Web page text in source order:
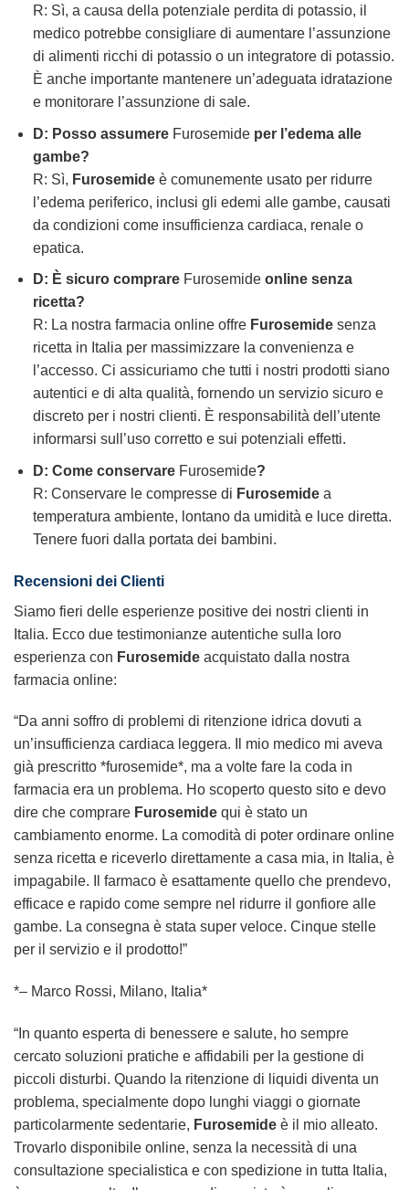
R: Sì, a causa della potenziale perdita di potassio, il
medico potrebbe consigliare di aumentare l’assunzione
di alimenti ricchi di potassio o un integratore di potassio.
È anche importante mantenere un’adeguata idratazione
e monitorare l’assunzione di sale.
D: Posso assumere Furosemideper l’edema alle
gambe?
R: Sì, Furosemideè comunemente usato per ridurre
l’edema periferico, inclusi gli edemi alle gambe, causati
da condizioni come insufficienza cardiaca, renale o
epatica.
D: È sicuro comprare Furosemideonline senza
ricetta?
R: La nostra farmacia online offre Furosemidesenza
ricetta in Italia per massimizzare la convenienza e
l’accesso. Ci assicuriamo che tutti i nostri prodotti siano
autentici e di alta qualità, fornendo un servizio sicuro e
discreto per i nostri clienti. È responsabilità dell’utente
informarsi sull’uso corretto e sui potenziali effetti.
D: Come conservare Furosemide?
R: Conservare le compresse di Furosemidea
temperatura ambiente, lontano da umidità e luce diretta.
Tenere fuori dalla portata dei bambini.
Recensioni dei Clienti
Siamo fieri delle esperienze positive dei nostri clienti in
Italia. Ecco due testimonianze autentiche sulla loro
esperienza con Furosemide acquistato dalla nostra
farmacia online:
“Da anni soffro di problemi di ritenzione idrica dovuti a
un’insufficienza cardiaca leggera. Il mio medico mi aveva
già prescritto *furosemide*, ma a volte fare la coda in
farmacia era un problema. Ho scoperto questo sito e devo
dire che comprare Furosemide qui è stato un
cambiamento enorme. La comodità di poter ordinare online
senza ricetta e riceverlo direttamente a casa mia, in Italia, è
impagabile. Il farmaco è esattamente quello che prendevo,
efficace e rapido come sempre nel ridurre il gonfiore alle
gambe. La consegna è stata super veloce. Cinque stelle
per il servizio e il prodotto!”
*– Marco Rossi, Milano, Italia*
“In quanto esperta di benessere e salute, ho sempre
cercato soluzioni pratiche e affidabili per la gestione di
piccoli disturbi. Quando la ritenzione di liquidi diventa un
problema, specialmente dopo lunghi viaggi o giornate
particolarmente sedentarie, Furosemide è il mio alleato.
Trovarlo disponibile online, senza la necessità di una
consultazione specialistica e con spedizione in tutta Italia,